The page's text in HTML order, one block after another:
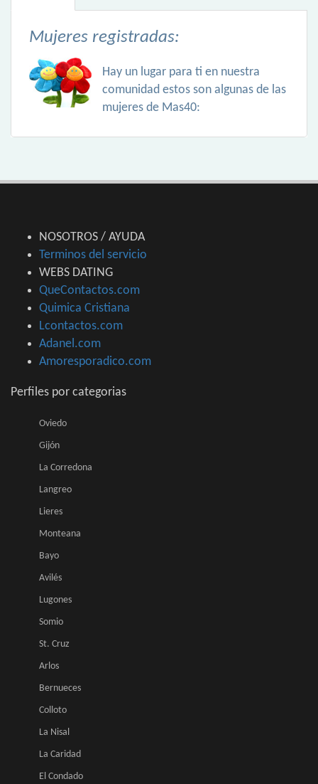
Mujeres registradas:
Hay un lugar para ti en nuestra
comunidad estos son algunas de las
mujeres de Mas40:
NOSOTROS / AYUDA
Terminos del servicio
WEBS DATING
QueContactos.com
Quimica Cristiana
Lcontactos.com
Adanel.com
Amoresporadico.com
Perfiles por categorias
Oviedo
Gijón
La Corredona
Langreo
Lieres
Monteana
Bayo
Avilés
Lugones
Somio
St. Cruz
Arlos
Bernueces
Colloto
La Nisal
La Caridad
El Condado